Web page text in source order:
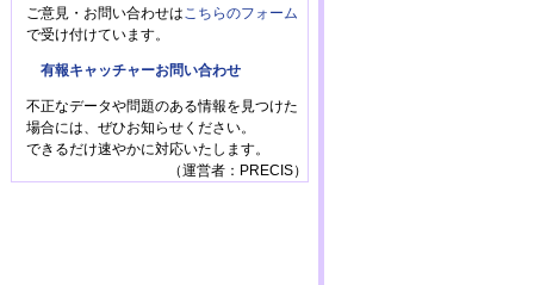
ご意見・お問い合わせは こちらのフォーム
で受け付けています。
有報キャッチャーお問い合わせ
不正なデータや問題のある情報を見つけた
場合には、ぜひお知らせください。
できるだけ速やかに対応いたします。
（運営者：PRECIS）